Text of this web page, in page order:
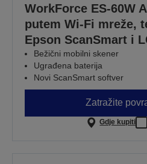
WorkForce ES-60W
putem Wi-Fi mreže,
Epson ScanSmart i
Bežični mobilni skener
Ugrađena baterija
Novi ScanSmart softver
Zatražite
Gdje kupiti